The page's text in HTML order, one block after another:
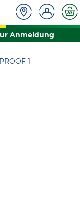
Anmeldung
1